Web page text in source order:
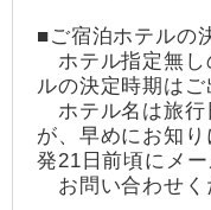
■ご宿泊ホテルの
ホテル指定無し
ルの決定時期はご
ホテル名は旅行
が、早めにお知
発21日前頃にメー
お問い合わせく